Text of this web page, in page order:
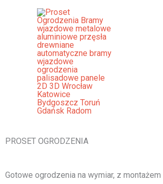
Ogrodzenia Frampol
Palisadowe Stalowe
[smartslider3 slider="2"]
PROSET OGRODZENIA
Gotowe ogrodzenia na wymiar, z